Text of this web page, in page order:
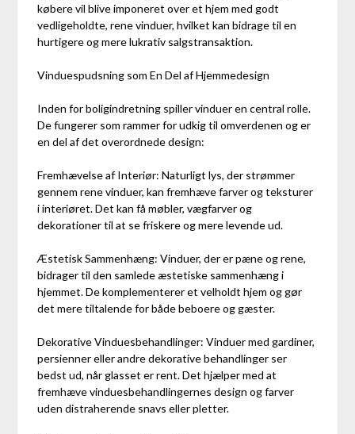
købere vil blive imponeret over et hjem med godt
vedligeholdte, rene vinduer, hvilket kan bidrage til en
hurtigere og mere lukrativ salgstransaktion.
Vinduespudsning som En Del af Hjemmedesign
Inden for boligindretning spiller vinduer en central rolle.
De fungerer som rammer for udkig til omverdenen og er
en del af det overordnede design:
Fremhævelse af Interiør: Naturligt lys, der strømmer
gennem rene vinduer, kan fremhæve farver og teksturer
i interiøret. Det kan få møbler, vægfarver og
dekorationer til at se friskere og mere levende ud.
Æstetisk Sammenhæng: Vinduer, der er pæne og rene,
bidrager til den samlede æstetiske sammenhæng i
hjemmet. De komplementerer et velholdt hjem og gør
det mere tiltalende for både beboere og gæster.
Dekorative Vinduesbehandlinger: Vinduer med gardiner,
persienner eller andre dekorative behandlinger ser
bedst ud, når glasset er rent. Det hjælper med at
fremhæve vinduesbehandlingernes design og farver
uden distraherende snavs eller pletter.